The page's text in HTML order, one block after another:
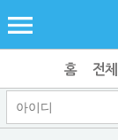
홈 전체